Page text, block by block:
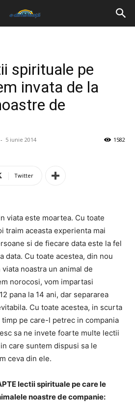
spirituale pe
invata de la
de
- 5 iunie 2014 1582
Twitter
viata este moartea. Cu toate
traim aceasta experienta mai
si de fiecare data este la fel
data. Cu toate acestea, din nou
noastra un animal de
norocosi, vom impartasi
pana la 14 ani, dar separarea
Cu toate acestea, in scurta
pe care-l petrec in compania
sa ne invete foarte multe lectii
care suntem dispusi sa le
ceva din ele.
lectii spirituale pe care le
noastre de companie: